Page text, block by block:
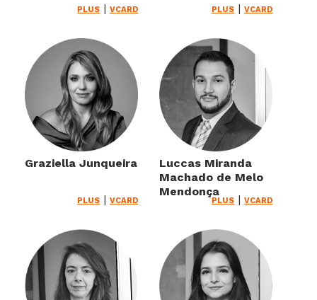
PLUS | VCARD PLUS | VCARD
Graziella Junqueira
PLUS | VCARD
Luccas Miranda
Machado de Melo
Mendonça
PLUS | VCARD